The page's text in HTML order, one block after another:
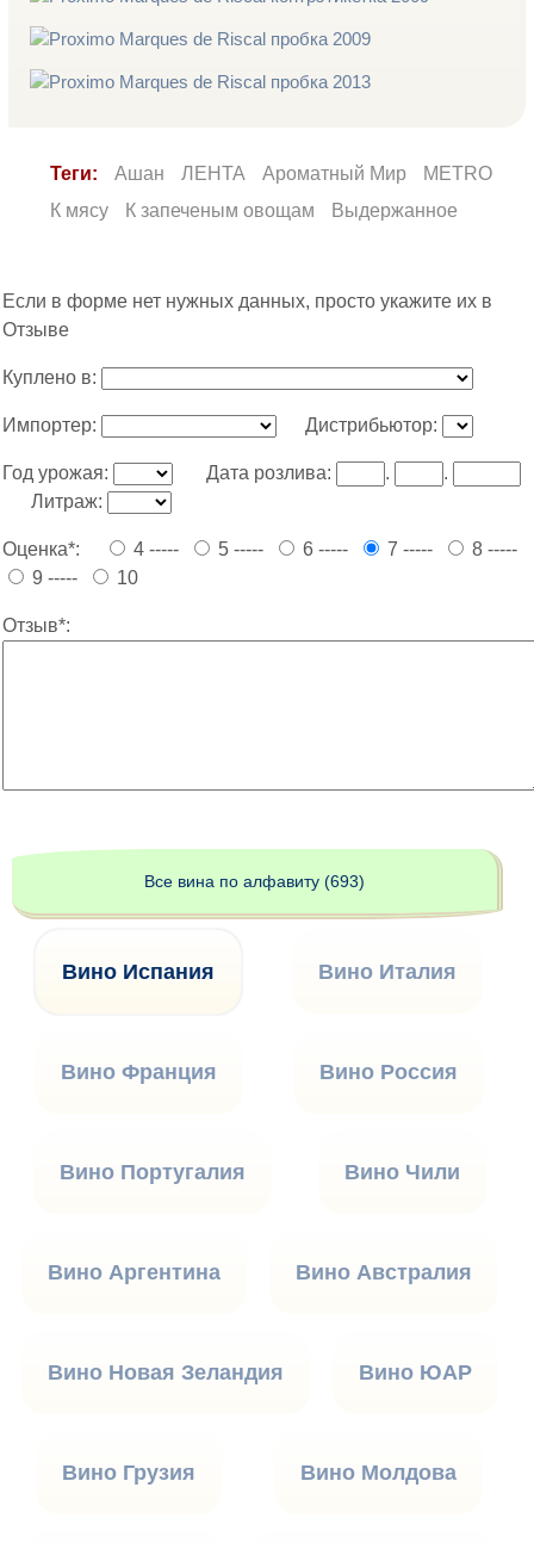
Теги: Ашан ЛЕНТА Ароматный Мир
METRO
К мясу
К запеченым овощам Выдержанное
Если в форме нет нужных данных, просто укажите их в
Отзыве
Куплено в:
Импортер: Дистрибьютор:
Год урожая: Дата розлива: .
.
Литраж:
Оценка*: 4 ----- 5 ----- 6 ----- 7 -----
8 -----
9 -----
10
Отзыв*:
Все вина по алфавиту (693)
Вино Италия
Вино Франция
Вино Испания
Вино Россия
Вино Португалия Вино Чили
Вино Аргентина Вино Австралия
Вино Новая Зеландия Вино ЮАР
Вино Грузия Вино Молдова